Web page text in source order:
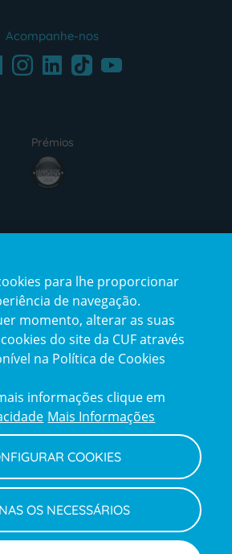
Acompanhe-nos
InstagramLinkedInTikTokYoutube
Prémios
award4
certification3
Reclamações
e
elogios
Privacidade e Cookies
Termos e Condições
de Acessibilidade
Informações legais
para lhe proporcionar
de navegação.
momento, alterar as suas
do site da CUF através
na Política de Cookies
informações clique em
Mais Informações
COOKIES
OS NECESSÁRIOS